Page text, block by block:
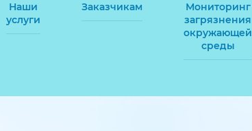
Наши
услуги
Заказчикам
Мониторинг
загрязнения
окружающей
среды